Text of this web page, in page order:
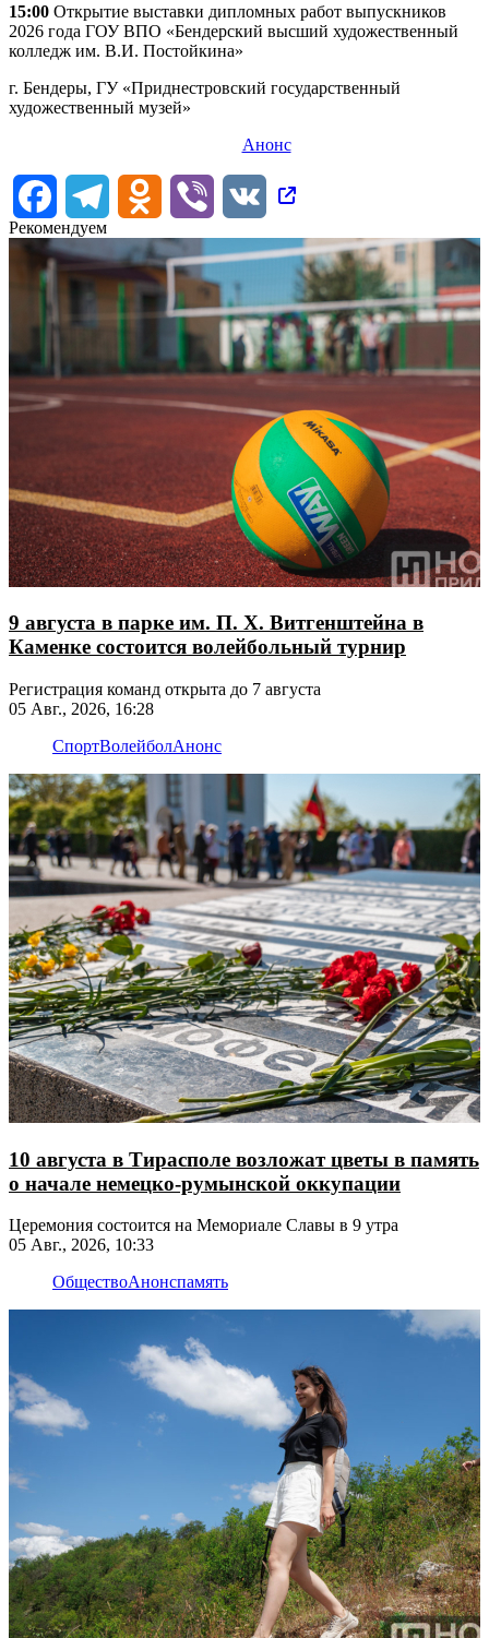
15:00 Открытие выставки дипломных работ выпускников
2026 года ГОУ ВПО «Бендерский высший художественный
колледж им. В.И. Постойкина»
г. Бендеры, ГУ «Приднестровский государственный
художественный музей»
Анонс
FacebookTelegram Odnoklassniki
Viber
VK
Рекомендуем
9 августа в парке им. П. Х. Витгенштейна в
Каменке состоится волейбольный турнир
Регистрация команд открыта до 7 августа
05 Авг., 2026, 16:28
СпортВолейболАнонс
10 августа в Тирасполе возложат цветы в память
о начале немецко-румынской оккупации
Церемония состоится на Мемориале Славы в 9 утра
05 Авг., 2026, 10:33
ОбществоАнонспамять